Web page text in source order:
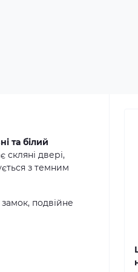
та білий
двері,
з темним
подвійне